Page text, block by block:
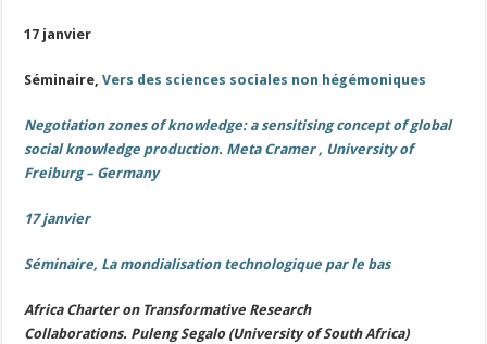
17 janvier
Séminaire,Vers des sciences sociales non hégémoniques
Negotiation zones of knowledge: a sensitising concept of global
social knowledge production. Meta Cramer , University of
Freiburg – Germany
17 janvier
Séminaire, La mondialisation technologique par le bas
Africa Charter on Transformative Research
Collaborations. Puleng Segalo (University of South Africa)